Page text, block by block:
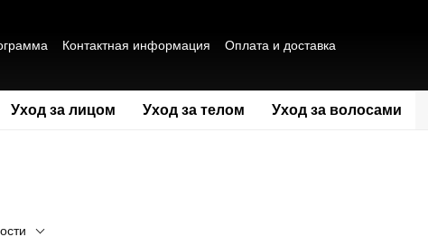
Контактная информация
Оплата и доставка
Уход за лицом Уход за телом Уход за волосами